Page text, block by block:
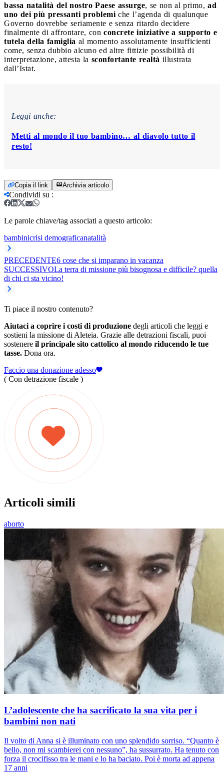
bassa natalità del nostro Paese assurge, se non al primo, ad
uno dei più pressanti problemi che l’agenda di qualunque
Governo dovrebbe seriamente e senza ritardo decidere
finalmente di affrontare, con concrete iniziative a supporto e
tutela della famiglia al momento assolutamente insufficienti
come, senza dubbio alcuno ed altre fittizie possibilità di
interpretazione, attesta la sconfortante realtà illustrata
dall’Istat.
Leggi anche:
Metti al mondo il tuo bambino… al diavolo tutto il
resto!
Copia il link Archivia articolo
Condividi su :
Le parole chiave/tag associati a questo articolo:
bambinicrisi demograficanatalità
PRECEDENTE6 cose che si imparano in vacanza
SUCCESSIVOLa terra di missione più bisognosa e difficile? quella
di chi ci sta vicino!
Ti piace il nostro contenuto?
Aiutaci a coprire i costi di produzione degli articoli che leggi e
sostieni la missione di Aleteia. Grazie alle detrazioni fiscali, puoi
sostenere il principale sito cattolico al mondo riducendo le tue
tasse. Dona ora.
Faccio una donazione adesso
( Con detrazione fiscale )
Articoli simili
aborto
L’adolescente che ha sacrificato la sua vita per i
bambini non nati
Il volto di Anna si è illuminato con uno splendido sorriso. “Quanto è
bello, non mi scambierei con nessuno”, ha sussurrato. Ha tenuto con
forza il crocifisso tra le mani e lo ha baciato. Poi è morta ad appena
17 anni